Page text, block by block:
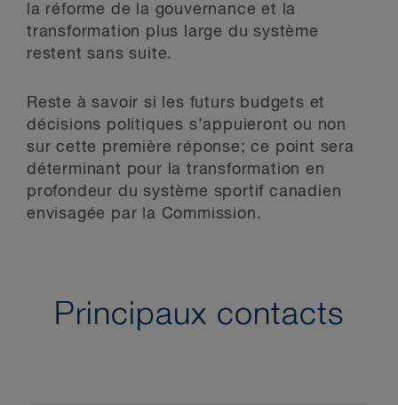
la réforme de la gouvernance et la
transformation plus large du système
restent sans suite.
Reste à savoir si les futurs budgets et
décisions politiques s’appuieront ou non
sur cette première réponse; ce point sera
déterminant pour la transformation en
profondeur du système sportif canadien
envisagée par la Commission.
Principaux contacts